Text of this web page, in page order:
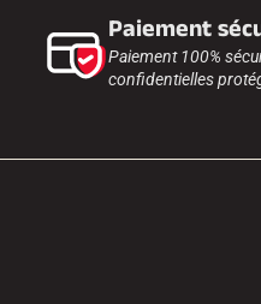
Paiement
Paiement 100%
confidentielles